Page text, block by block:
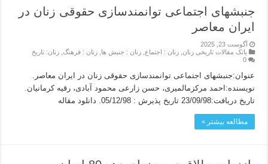
جنبشهای اجتماعی توانمندسازی حقوقی زنان در
ايران معاصر
آگوست 23, 2025
بانک مقالات تاریخی زنان ,زنان : اجتماع ,زنان : جنبش ها ,زنان : فرهنگ ,زنان: تاریخ
0
عنوان:جنبشهای اجتماعی توانمندسازی حقوقی زنان در ايران معاصر.
نویسنده:احمد مرکزمالمیری، حسن زارعی محمود آبادی، رقیه کرمانیان.
تاریخ دریافت:23/09/98 تاریخ پذیرش : 05/12/98. دانلود مقاله
مطالعه بیشتر »